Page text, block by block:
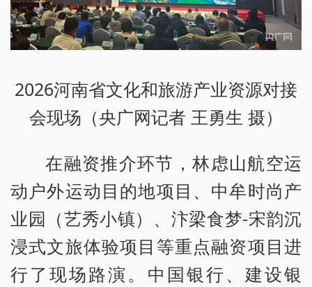
2026河南省文化和旅游产业资源对接
会现场（央广网记者 王勇生 摄）
在融资推介环节，林虑山航空运
动户外运动目的地项目、中牟时尚产
业园（艺秀小镇）、汴梁食梦-宋韵沉
浸式文旅体验项目等重点融资项目进
行了现场路演。中国银行、建设银